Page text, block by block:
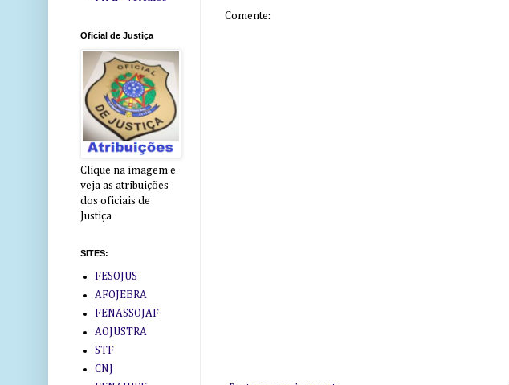
Comente:
Oficial de Justiça
Clique na imagem e
veja as atribuições
dos oficiais de
Justiça
SITES:
FESOJUS
AFOJEBRA
FENASSOJAF
AOJUSTRA
STF
CNJ